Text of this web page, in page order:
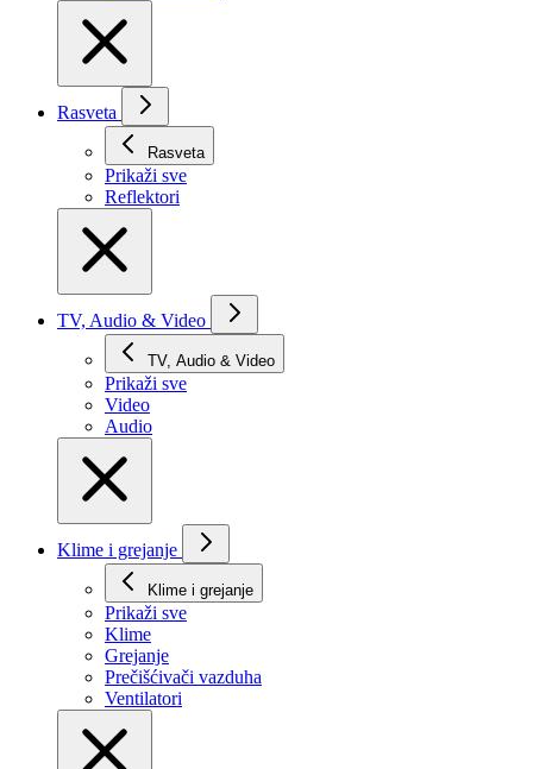
Rasveta
Rasveta
Prikaži svе
Reflektori
TV, Audio & Video
TV, Audio & Video
Prikaži svе
Video
Audio
Klime i grejanje
Klime i grejanje
Prikaži svе
Klime
Grejanje
Prečišćivači vazduha
Ventilatori